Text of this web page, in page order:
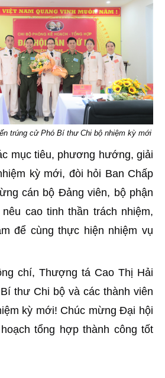
trúng cử Phó Bí thư Chi bộ nhiệm kỳ mới
mục tiêu, phương hướng, giải
kỳ mới, đòi hỏi Ban Chấp
cán bộ Đảng viên, bộ phận
cao tinh thần trách nhiệm,
để cùng thực hiện nhiệm vụ
chí, Thượng tá Cao Thị Hải
thư Chi bộ và các thành viên
kỳ mới! Chúc mừng Đại hội
tổng hợp thành công tốt